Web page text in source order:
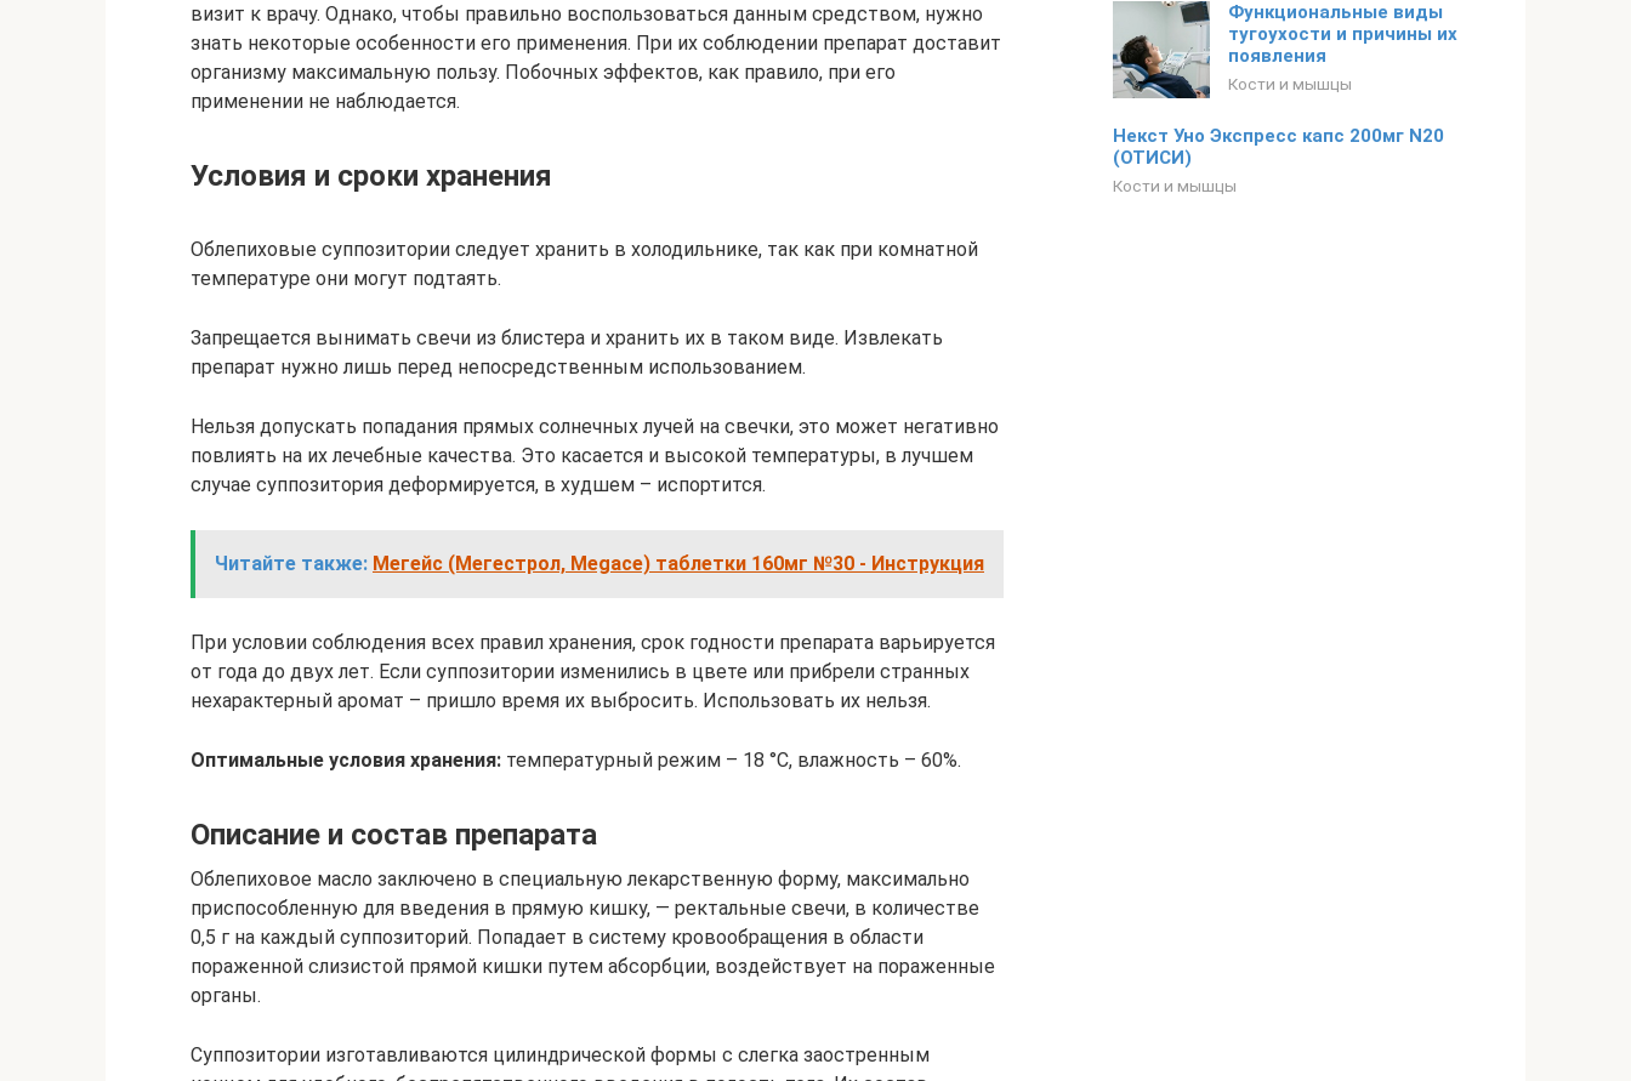
визит к врачу. Однако, чтобы правильно воспользоваться данным средством, нужно
знать некоторые особенности его применения. При их соблюдении препарат доставит
организму максимальную пользу. Побочных эффектов, как правило, при его
применении не наблюдается.
Условия и сроки хранения
Облепиховые суппозитории следует хранить в холодильнике, так как при комнатной
температуре они могут подтаять.
Запрещается вынимать свечи из блистера и хранить их в таком виде. Извлекать
препарат нужно лишь перед непосредственным использованием.
Нельзя допускать попадания прямых солнечных лучей на свечки, это может негативно
повлиять на их лечебные качества. Это касается и высокой температуры, в лучшем
случае суппозитория деформируется, в худшем – испортится.
Читайте также: Мегейс (Мегестрол, Megace) таблетки 160мг №30 - Инструкция
При условии соблюдения всех правил хранения, срок годности препарата варьируется
от года до двух лет. Если суппозитории изменились в цвете или прибрели странных
нехарактерный аромат – пришло время их выбросить. Использовать их нельзя.
Оптимальные условия хранения: температурный режим – 18 °С, влажность – 60%.
Описание и состав препарата
Облепиховое масло заключено в специальную лекарственную форму, максимально
приспособленную для введения в прямую кишку, — ректальные свечи, в количестве
0,5 г на каждый суппозиторий. Попадает в систему кровообращения в области
пораженной слизистой прямой кишки путем абсорбции, воздействует на пораженные
органы.
Суппозитории изготавливаются цилиндрической формы с слегка заостренным
Функциональные виды
тугоухости и причины их
появления
Кости и мышцы
Некст Уно Экспресс капс 200мг N20
(ОТИСИ)
Кости и мышцы